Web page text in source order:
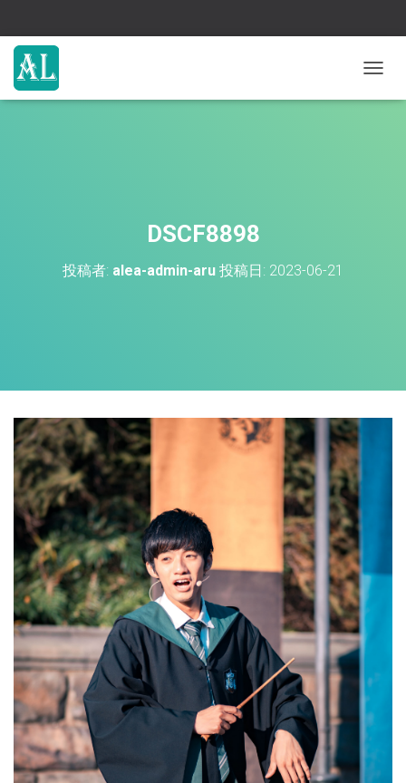
ビ
DSCF8898
投稿者: alea-admin-aru 投稿日: 2023-06-21